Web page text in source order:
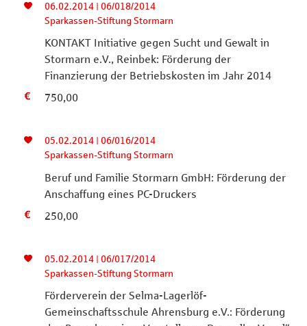
06.02.2014 | 06/018/2014
Sparkassen-Stiftung Stormarn
KONTAKT Initiative gegen Sucht und Gewalt in
Stormarn e.V., Reinbek: Förderung der
Finanzierung der Betriebskosten im Jahr 2014
750,00
05.02.2014 | 06/016/2014
Sparkassen-Stiftung Stormarn
Beruf und Familie Stormarn GmbH: Förderung der
Anschaffung eines PC-Druckers
250,00
05.02.2014 | 06/017/2014
Sparkassen-Stiftung Stormarn
Förderverein der Selma-Lagerlöf-
Gemeinschaftsschule Ahrensburg e.V.: Förderung